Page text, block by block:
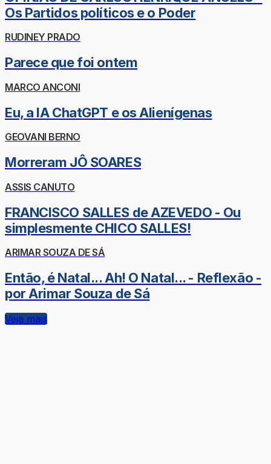
Os Partidos políticos e o Poder
RUDINEY PRADO
Parece que foi ontem
MARCO ANCONI
Eu, a IA ChatGPT e os Alienígenas
GEOVANI BERNO
Morreram JÔ SOARES
ASSIS CANUTO
FRANCISCO SALLES de AZEVEDO - Ou
simplesmente CHICO SALLES!
ARIMAR SOUZA DE SÁ
Então, é Natal... Ah! O Natal... - Reflexão -
por Arimar Souza de Sá
Veja mais